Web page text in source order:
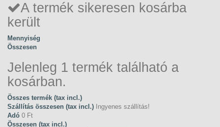
A termék sikeresen kosárba
került
Mennyiség
Összesen
Jelenleg 1 termék található a
kosárban.
Összes termék (tax incl.)
Szállítás összesen (tax incl.) Ingyenes szállítás!
Adó 0 Ft‎
Összesen (tax incl.)